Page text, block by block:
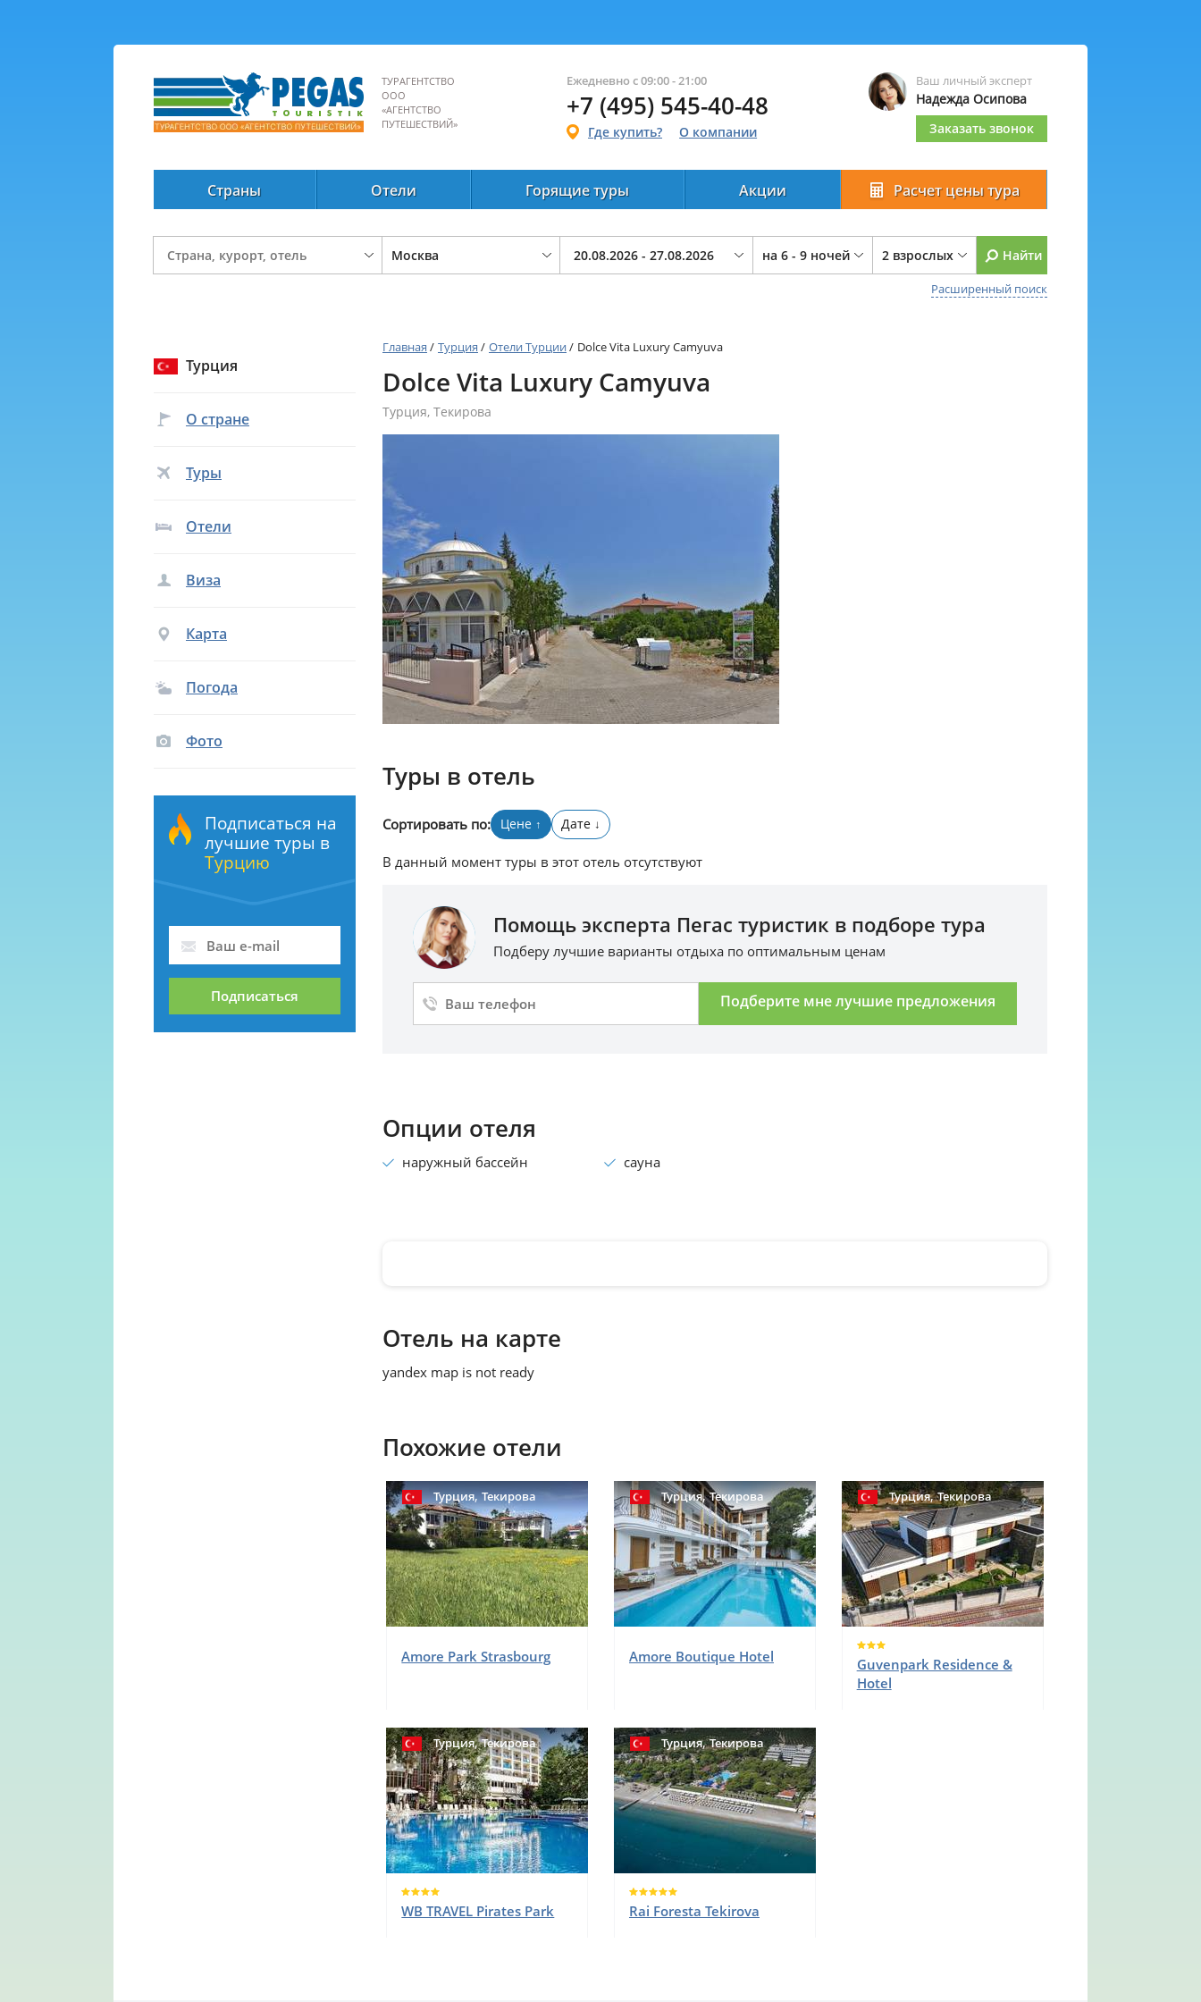
ТУРАГЕНТСТВО
ООО
«АГЕНТСТВО
ПУТЕШЕСТВИЙ»
Ежедневно с 09:00 - 21:00
+7 (495) 545-40-48
Где купить? О компании
Ваш личный эксперт
Надежда Осипова
Заказать звонок
Страны Отели Горящие туры Акции Расчет цены тура
на 6 - 9 ночей 2 взрослых Найти
Расширенный поиск
Турция
О стране
Туры
Отели
Виза
Карта
Погода
Фото
Подписаться на
лучшие туры в
Турцию
Подписаться
Главная / Турция / Отели Турции/ Dolce Vita Luxury Camyuva
Dolce Vita Luxury Camyuva
Турция, Текирова
Туры в отель
Сортировать по: Цене ↑ Дате ↓
В данный момент туры в этот отель отсутствуют
Помощь эксперта Пегас туристик в подборе тура
Подберу лучшие варианты отдыха по оптимальным ценам
Подберите мне лучшие предложения
Опции отеля
наружный бассейн сауна
Отель на карте
yandex map is not ready
Похожие отели
Турция,Текирова
Amore Park Strasbourg
Турция,Текирова
Amore Boutique Hotel
Турция,Текирова
Guvenpark Residence &
Hotel
Турция,Текирова
WB TRAVEL Pirates Park
Турция,Текирова
Rai Foresta Tekirova